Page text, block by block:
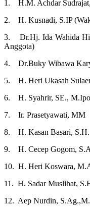
1. H.M. Achdar
2. H. Kusnadi, S.IP
3. Dr.Hj. Ida Wahida
Anggota)
4. Dr.Buky Wibawa
5. H. Heri Ukasah
6. H. Syahrir, SE.,
7. Ir. Prasetyawati, MM
8. H. Kasan Basari, S.H.
9. H. Cecep Gogom,
10. H. Heri Koswara,
11. H. Sadar Muslihat,
12. Aep Nurdin,